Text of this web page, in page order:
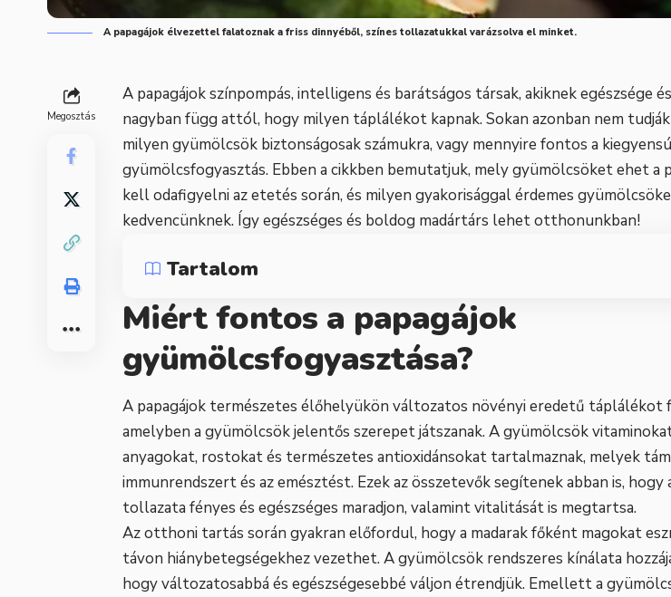
A papagájok élvezettel falatoznak a friss dinnyéből, színes tollazatukkal varázsolva el minket.
Megosztás
A papagájok színpompás, intelligens és barátságos társak, akiknek egészsége
nagyban függ attól, hogy milyen táplálékot kapnak. Sokan azonban nem
milyen gyümölcsök biztonságosak számukra, vagy mennyire fontos a
gyümölcsfogyasztás. Ebben a cikkben bemutatjuk, mely gyümölcsöket ehet a
kell odafigyelni az etetés során, és milyen gyakorisággal érdemes
kedvencünknek. Így egészséges és boldog madártárs lehet otthonunkban!
Tartalom
Miért fontos a papagájok
gyümölcsfogyasztása?
A papagájok természetes élőhelyükön változatos növényi eredetű táplálékot
amelyben a gyümölcsök jelentős szerepet játszanak. A gyümölcsök
anyagokat, rostokat és természetes antioxidánsokat tartalmaznak, melyek
immunrendszert és az emésztést. Ezek az összetevők segítenek abban is, hogy
tollazata fényes és egészséges maradjon, valamint vitalitását is megtartsa.
Az otthoni tartás során gyakran előfordul, hogy a madarak főként magokat
távon hiánybetegségekhez vezethet. A gyümölcsök rendszeres kínálata
hogy változatosabbá és egészségesebbé váljon étrendjük. Emellett a